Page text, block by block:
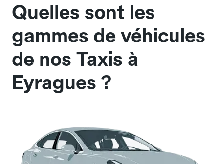
Quelles sont les
gammes de véhicules
de nos Taxis à
Eyragues ?